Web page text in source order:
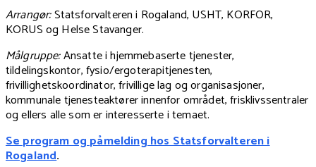
Arrangør:Statsforvalteren i Rogaland, USHT, KORFOR,
KORUS og Helse Stavanger.
Målgruppe:Ansatte i hjemmebaserte tjenester,
tildelingskontor, fysio/ergoterapitjenesten,
frivillighetskoordinator, frivillige lag og organisasjoner,
kommunale tjenesteaktører innenfor området, frisklivssentraler
og ellers alle som er interesserte i temaet.
Se program og påmelding hos Statsforvalteren i
Rogaland.